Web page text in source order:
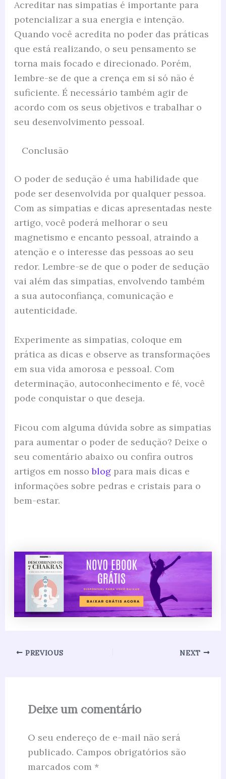
Acreditar nas simpatias é importante para
potencializar a sua energia e intenção.
Quando você acredita no poder das práticas
que está realizando, o seu pensamento se
torna mais focado e direcionado. Porém,
lembre-se de que a crença em si só não é
suficiente. É necessário também agir de
acordo com os seus objetivos e trabalhar o
seu desenvolvimento pessoal.
Conclusão
O poder de sedução é uma habilidade que
pode ser desenvolvida por qualquer pessoa.
Com as simpatias e dicas apresentadas neste
artigo, você poderá melhorar o seu
magnetismo e encanto pessoal, atraindo a
atenção e o interesse das pessoas ao seu
redor. Lembre-se de que o poder de sedução
vai além das simpatias, envolvendo também
a sua autoconfiança, comunicação e
autenticidade.
Experimente as simpatias, coloque em
prática as dicas e observe as transformações
em sua vida amorosa e pessoal. Com
determinação, autoconhecimento e fé, você
pode conquistar o que deseja.
Ficou com alguma dúvida sobre as simpatias
para aumentar o poder de sedução? Deixe o
seu comentário abaixo ou confira outros
artigos em nossoblogpara mais dicas e
informações sobre pedras e cristais para o
bem-estar.
PREVIOUS NEXT
Deixe um comentário
O seu endereço de e-mail não será
publicado. Campos obrigatórios são
marcados com *